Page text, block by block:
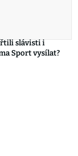
slávisti i
Sport vysílat?